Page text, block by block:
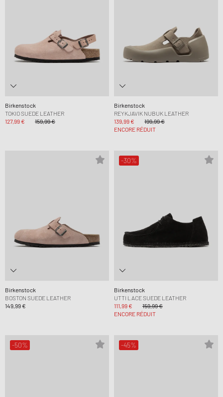
Birkenstock
TOKIO SUEDE LEATHER
127,99 €
159,99 €
Birkenstock
REYKJAVIK NUBUK LEATHER
139,99 €
199,99 €
ENCORE RÉDUIT
Birkenstock
BOSTON SUEDE LEATHER
149,99 €
-30%
Birkenstock
UTTI LACE SUEDE LEATHER
111,99 €
159,99 €
ENCORE RÉDUIT
-50% -45%